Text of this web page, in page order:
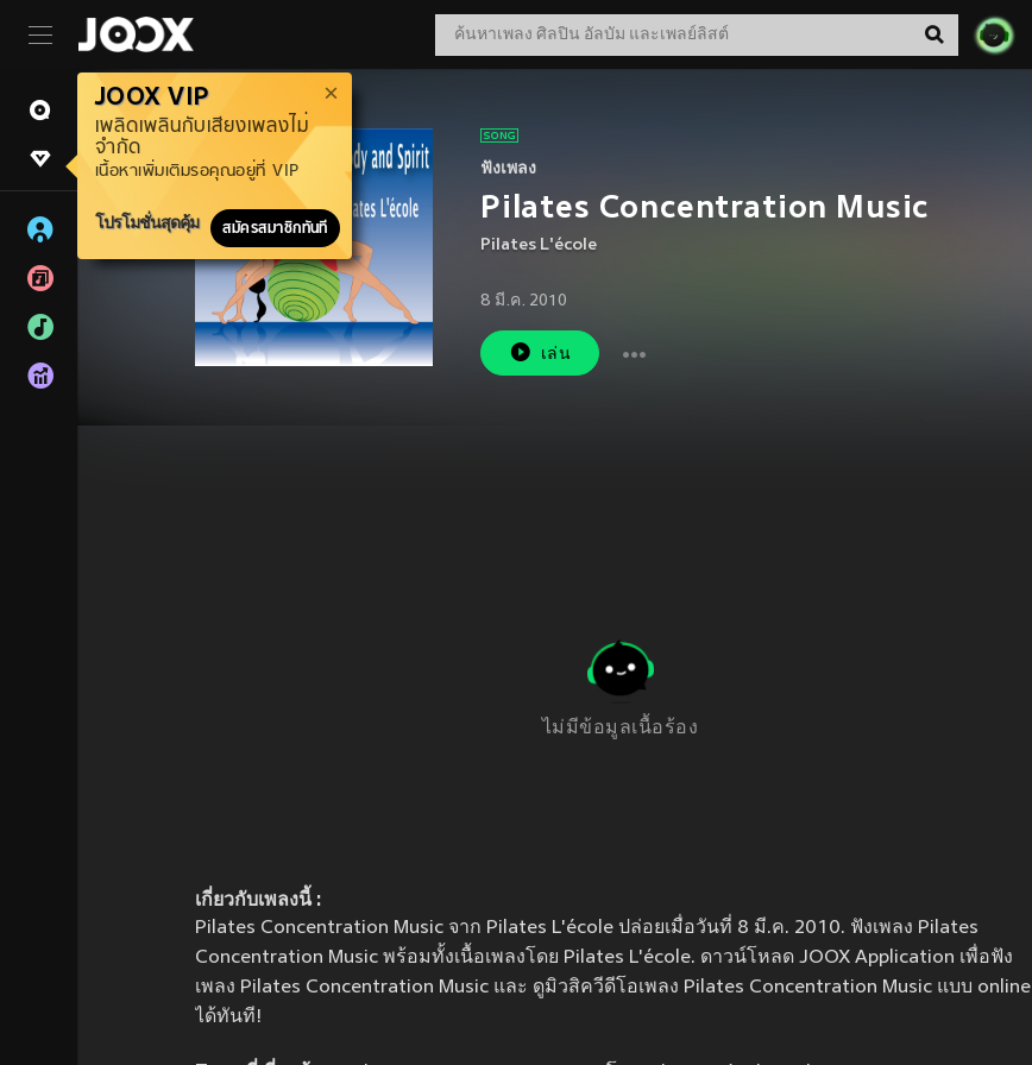
JOOX VIP
เพลิดเพลินกับเสียงเพลงไม่
จำกัด
เนื้อหาเพิ่มเติมรอคุณอยู่ที่ VIP
โปรโมชั่นสุดคุ้ม สมัครสมาชิกทันที
ฟังเพลง
Pilates Concentration Music
Pilates L'école
8 มี.ค. 2010
เล่น
ไม่มีข้อมูลเนื้อร้อง
เกี่ยวกับเพลงนี้ :
Pilates Concentration Music จาก Pilates L'école ปล่อยเมื่อวันที่ 8 มี.ค. 2010. ฟังเพลง Pilates
Concentration Music พร้อมทั้งเนื้อเพลงโดย Pilates L'école. ดาวน์โหลด JOOX Application เพื่อฟัง
เพลง Pilates Concentration Music และ ดูมิวสิควีดีโอเพลง Pilates Concentration Music แบบ online
ได้ทันที!